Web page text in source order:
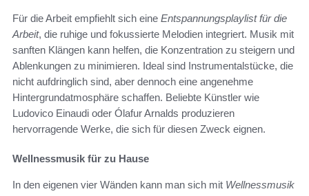
Für die Arbeit empfiehlt sich eine Entspannungsplaylist für die
Arbeit, die ruhige und fokussierte Melodien integriert. Musik mit
sanften Klängen kann helfen, die Konzentration zu steigern und
Ablenkungen zu minimieren. Ideal sind Instrumentalstücke, die
nicht aufdringlich sind, aber dennoch eine angenehme
Hintergrundatmosphäre schaffen. Beliebte Künstler wie
Ludovico Einaudi oder Ólafur Arnalds produzieren
hervorragende Werke, die sich für diesen Zweck eignen.
Wellnessmusik für zu Hause
In den eigenen vier Wänden kann man sich mit Wellnessmusik